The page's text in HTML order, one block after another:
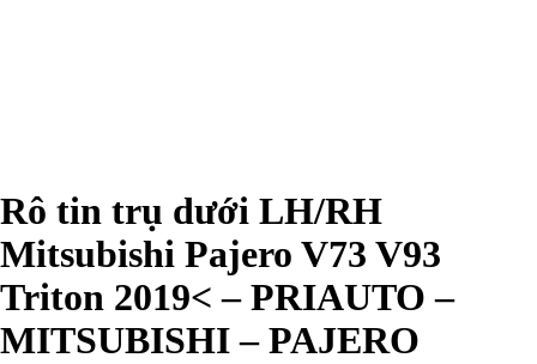
Rô tin trụ dưới LH/RH
Mitsubishi Pajero V73 V93
Triton 2019< – PRIAUTO –
MITSUBISHI – PAJERO